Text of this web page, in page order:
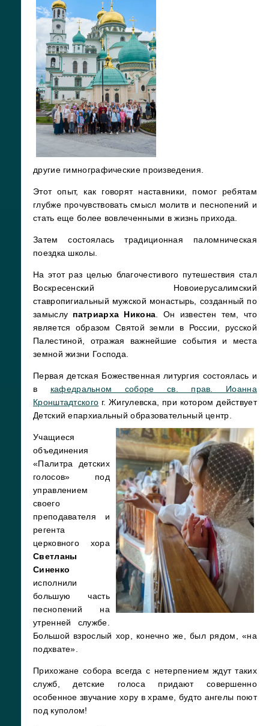
другие гимнографические произведения.
Этот опыт, как говорят наставники, помог ребятам
глубже прочувствовать смысл молитв и песнопений и
стать еще более вовлеченными в жизнь прихода.
Затем состоялась традиционная паломническая
поездка школы.
На этот раз целью благочестивого путешествия стал
Воскресенский Новоиерусалимский
ставропигиальный мужской монастырь, созданный по
замыслу патриарха Никона . Он известен тем, что
является образом Святой земли в России, русской
Палестиной, отражая важнейшие события и места
земной жизни Господа.
Первая детская Божественная литургия состоялась и
в кафедральном соборе св. прав. Иоанна
Кронштадтского г. Жигулевска, при котором действует
Детский епархиальный образовательный центр.
Учащиеся
объединения
«Палитра детских
голосов» под
управлением
своего
преподавателя и
регента
церковного хора
Светланы
Синенко
исполнили
большую часть
песнопений на
утренней службе.
Большой взрослый хор, конечно же, был рядом, «на
подхвате».
Прихожане собора всегда с нетерпением ждут таких
служб, детские голоса придают совершенно
особенное звучание хору в храме, будто ангелы поют
под куполом!